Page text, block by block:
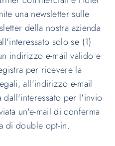
una newsletter sulle
della nostra azienda
solo se (1)
indirizzo e-mail valido e
per ricevere la
all'indirizzo e-mail
dall'interessato per l'invio
un'e-mail di conferma
di double opt-in.